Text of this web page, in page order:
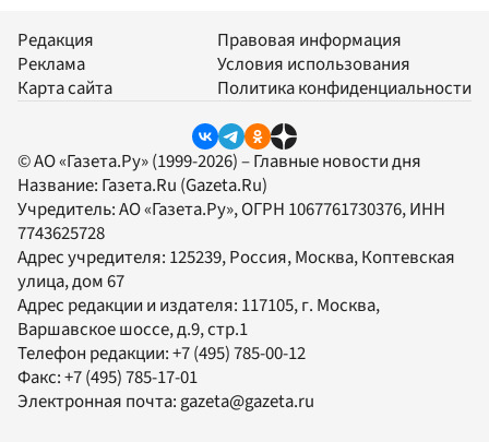
Редакция
Реклама
Карта сайта
Правовая информация
Условия использования
Политика конфиденциальности
© АО «Газета.Ру» (1999-2026) – Главные новости дня
Название: Газета.Ru (Gazeta.Ru)
Учредитель:АО «Газета.Ру», ОГРН 1067761730376, ИНН
7743625728
Адрес учредителя: 125239, Россия, Москва, Коптевская
улица, дом 67
Адрес редакции и издателя: 117105, г. Москва,
Варшавское шоссе, д.9, стр.1
Телефон редакции:+7 (495) 785-00-12
Факс:+7 (495) 785-17-01
Электронная почта: gazeta@gazeta.ru